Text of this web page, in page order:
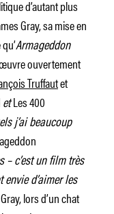
d’autant plus
Gray, sa mise en
Armageddon
ouvertement
Truffautet
etLes 400
j’ai beaucoup
– c’est un film très
d’aimer les
lors d’un chat